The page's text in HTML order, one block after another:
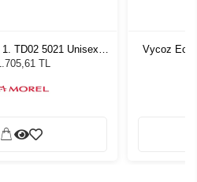
TD02 5021 Unisex
Gözlüğü
TL
Vycoz